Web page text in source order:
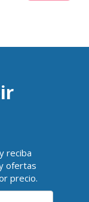
reciba
ofertas
precio.